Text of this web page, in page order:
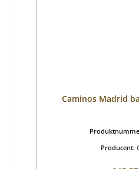
Caminos Madrid
Producent: